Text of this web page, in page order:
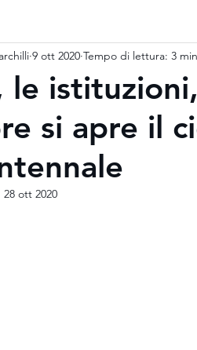
le
si apre il
9 ott 2020 Tempo di lettura: 3 min
28 ott 2020